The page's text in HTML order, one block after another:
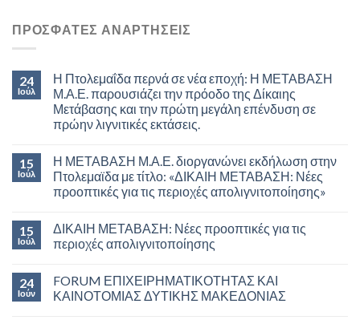
ΠΡΟΣΦΑΤΕΣ ΑΝΑΡΤΗΣΕΙΣ
24
Ιούλ
Η Πτολεμαΐδα περνά σε νέα εποχή: Η ΜΕΤΑΒΑΣΗ
Μ.Α.Ε. παρουσιάζει την πρόοδο της Δίκαιης
Μετάβασης και την πρώτη μεγάλη επένδυση σε
πρώην λιγνιτικές εκτάσεις.
15
Ιούλ
Η ΜΕΤΑΒΑΣΗ Μ.Α.Ε. διοργανώνει εκδήλωση στην
Πτολεμαϊδα με τίτλο: «ΔΙΚΑΙΗ ΜΕΤΑΒΑΣΗ: Νέες
προοπτικές για τις περιοχές απολιγνιτοποίησης»
15
Ιούλ
ΔΙΚΑΙΗ ΜΕΤΑΒΑΣΗ: Νέες προοπτικές για τις
περιοχές απολιγνιτοποίησης
24
Ιούν
FORUM ΕΠΙΧΕΙΡΗΜΑΤΙΚΟΤΗΤΑΣ ΚΑΙ
ΚΑΙΝΟΤΟΜΙΑΣ ΔΥΤΙΚΗΣ ΜΑΚΕΔΟΝΙΑΣ